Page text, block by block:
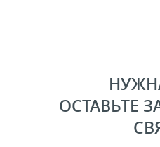
ОСТАВЬТЕ